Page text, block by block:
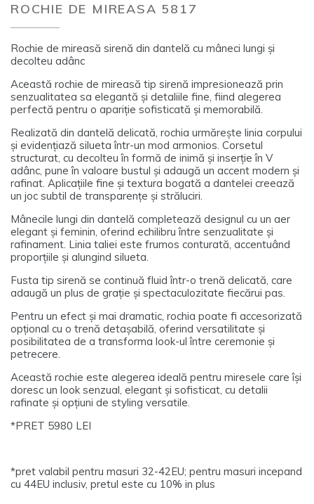
ROCHIE DE MIREASA 5817
Rochie de mireasă sirenă din dantelă cu mâneci lungi și
decolteu adânc
Această rochie de mireasă tip sirenă impresionează prin
senzualitatea sa elegantă și detaliile fine, fiind alegerea
perfectă pentru o apariție sofisticată și memorabilă.
Realizată din dantelă delicată, rochia urmărește linia corpului
și evidențiază silueta într-un mod armonios. Corsetul
structurat, cu decolteu în formă de inimă și inserție în V
adânc, pune în valoare bustul și adaugă un accent modern și
rafinat. Aplicațiile fine și textura bogată a dantelei creează
un joc subtil de transparențe și străluciri.
Mânecile lungi din dantelă completează designul cu un aer
elegant și feminin, oferind echilibru între senzualitate și
rafinament. Linia taliei este frumos conturată, accentuând
proporțiile și alungind silueta.
Fusta tip sirenă se continuă fluid într-o trenă delicată, care
adaugă un plus de grație și spectaculozitate fiecărui pas.
Pentru un efect și mai dramatic, rochia poate fi accesorizată
opțional cu o trenă detașabilă, oferind versatilitate și
posibilitatea de a transforma look-ul între ceremonie și
petrecere.
Această rochie este alegerea ideală pentru miresele care își
doresc un look senzual, elegant și sofisticat, cu detalii
rafinate și opțiuni de styling versatile.
*PRET 5980 LEI
*pret valabil pentru masuri 32-42EU; pentru masuri incepand
cu 44EU inclusiv, pretul este cu 10% in plus